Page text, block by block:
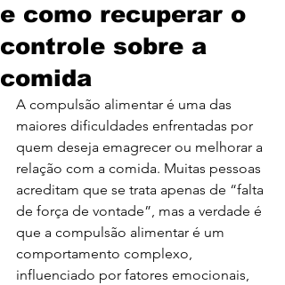
e como recuperar o
controle sobre a
comida
A compulsão alimentar é uma das
maiores dificuldades enfrentadas por
quem deseja emagrecer ou melhorar a
relação com a comida. Muitas pessoas
acreditam que se trata apenas de “falta
de força de vontade”, mas a verdade é
que a compulsão alimentar é um
comportamento complexo,
influenciado por fatores emocionais,